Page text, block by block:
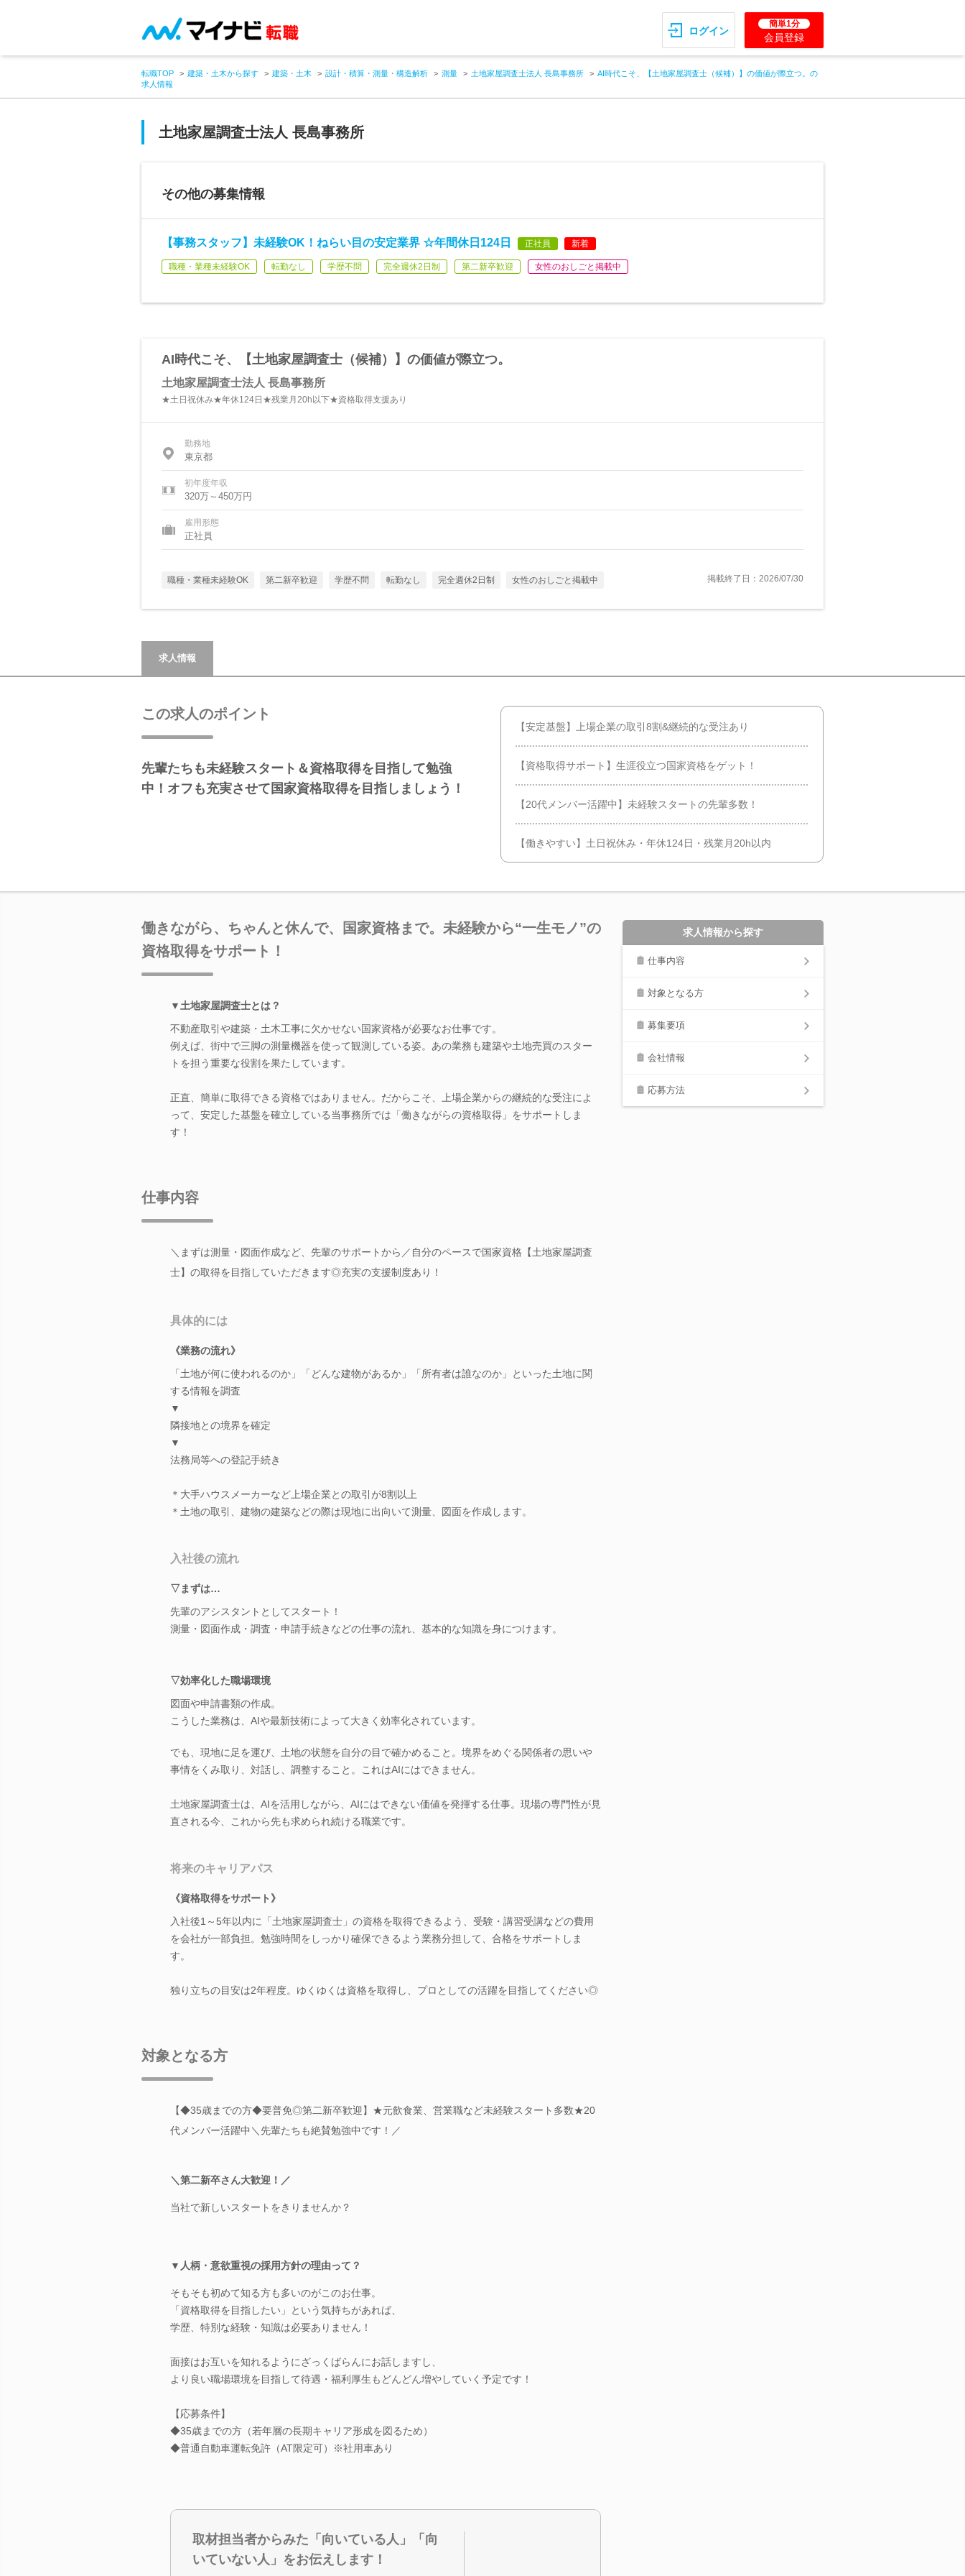
ログイン
簡単1分
会員登録
転職TOP 建築・土木から探す 建築・土木 設計・積算・測量・構造解析 測量 土地家屋調査士法人 長島事務所
AI時代こそ、【土地家屋調査士（候補）】の価値が際立つ。の
求人情報
土地家屋調査士法人 長島事務所
その他の募集情報
【事務スタッフ】未経験OK！ねらい目の安定業界 ☆年間休日124日 正社員 新着
職種・業種未経験OK 転勤なし 学歴不問 完全週休2日制 第二新卒歓迎 女性のおしごと掲載中
AI時代こそ、【土地家屋調査士（候補）】の価値が際立つ。
土地家屋調査士法人 長島事務所
★土日祝休み★年休124日★残業月20h以下★資格取得支援あり
勤務地
東京都
初年度年収
320万～450万円
雇用形態
正社員
職種・業種未経験OK 第二新卒歓迎 学歴不問 転勤なし 完全週休2日制 女性のおしごと掲載中 掲載終了日：2026/07/30
求人情報
この求人のポイント
先輩たちも未経験スタート＆資格取得を目指して勉強
中！オフも充実させて国家資格取得を目指しましょう！
【安定基盤】上場企業の取引8割&継続的な受注あり
【資格取得サポート】生涯役立つ国家資格をゲット！
【20代メンバー活躍中】未経験スタートの先輩多数！
【働きやすい】土日祝休み・年休124日・残業月20h以内
働きながら、ちゃんと休んで、国家資格まで。未経験から“一生モノ”の
資格取得をサポート！
▼土地家屋調査士とは？
不動産取引や建築・土木工事に欠かせない国家資格が必要なお仕事です。
例えば、街中で三脚の測量機器を使って観測している姿。あの業務も建築や土地売買のスター
トを担う重要な役割を果たしています。
正直、簡単に取得できる資格ではありません。だからこそ、上場企業からの継続的な受注によ
って、安定した基盤を確立している当事務所では「働きながらの資格取得」をサポートしま
す！
仕事内容
＼まずは測量・図面作成など、先輩のサポートから／自分のペースで国家資格【土地家屋調査
士】の取得を目指していただきます◎充実の支援制度あり！
具体的には
《業務の流れ》
「土地が何に使われるのか」「どんな建物があるか」「所有者は誰なのか」といった土地に関
する情報を調査
▼
隣接地との境界を確定
▼
法務局等への登記手続き
＊大手ハウスメーカーなど上場企業との取引が8割以上
＊土地の取引、建物の建築などの際は現地に出向いて測量、図面を作成します。
入社後の流れ
▽まずは…
先輩のアシスタントとしてスタート！
測量・図面作成・調査・申請手続きなどの仕事の流れ、基本的な知識を身につけます。
▽効率化した職場環境
図面や申請書類の作成。
こうした業務は、AIや最新技術によって大きく効率化されています。
でも、現地に足を運び、土地の状態を自分の目で確かめること。境界をめぐる関係者の思いや
事情をくみ取り、対話し、調整すること。これはAIにはできません。
土地家屋調査士は、AIを活用しながら、AIにはできない価値を発揮する仕事。現場の専門性が見
直される今、これから先も求められ続ける職業です。
将来のキャリアパス
《資格取得をサポート》
入社後1～5年以内に「土地家屋調査士」の資格を取得できるよう、受験・講習受講などの費用
を会社が一部負担。勉強時間をしっかり確保できるよう業務分担して、合格をサポートしま
す。
独り立ちの目安は2年程度。ゆくゆくは資格を取得し、プロとしての活躍を目指してください◎
対象となる方
【◆35歳までの方◆要普免◎第二新卒歓迎】★元飲食業、営業職など未経験スタート多数★20
代メンバー活躍中＼先輩たちも絶賛勉強中です！／
＼第二新卒さん大歓迎！／
当社で新しいスタートをきりませんか？
▼人柄・意欲重視の採用方針の理由って？
そもそも初めて知る方も多いのがこのお仕事。
「資格取得を目指したい」という気持ちがあれば、
学歴、特別な経験・知識は必要ありません！
面接はお互いを知れるようにざっくばらんにお話しますし、
より良い職場環境を目指して待遇・福利厚生もどんどん増やしていく予定です！
【応募条件】
◆35歳までの方（若年層の長期キャリア形成を図るため）
◆普通自動車運転免許（AT限定可）※社用車あり
取材担当者からみた「向いている人」「向
いていない人」をお伝えします！
求人情報から探す
仕事内容
対象となる方
募集要項
会社情報
応募方法